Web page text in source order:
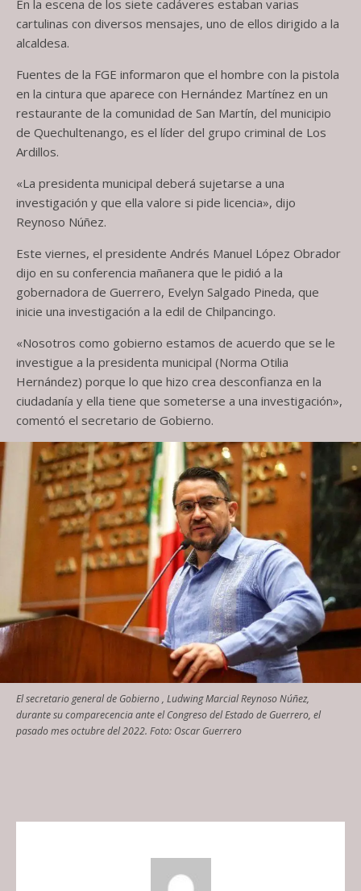
En la escena de los siete cadáveres estaban varias
cartulinas con diversos mensajes, uno de ellos dirigido a la
alcaldesa.
Fuentes de la FGE informaron que el hombre con la pistola
en la cintura que aparece con Hernández Martínez en un
restaurante de la comunidad de San Martín, del municipio
de Quechultenango, es el líder del grupo criminal de Los
Ardillos.
«La presidenta municipal deberá sujetarse a una
investigación y que ella valore si pide licencia», dijo
Reynoso Núñez.
Este viernes, el presidente Andrés Manuel López Obrador
dijo en su conferencia mañanera que le pidió a la
gobernadora de Guerrero, Evelyn Salgado Pineda, que
inicie una investigación a la edil de Chilpancingo.
«Nosotros como gobierno estamos de acuerdo que se le
investigue a la presidenta municipal (Norma Otilia
Hernández) porque lo que hizo crea desconfianza en la
ciudadanía y ella tiene que someterse a una investigación»,
comentó el secretario de Gobierno.
El secretario general de Gobierno , Ludwing Marcial Reynoso Núñez,
durante su comparecencia ante el Congreso del Estado de Guerrero, el
pasado mes octubre del 2022. Foto: Oscar Guerrero